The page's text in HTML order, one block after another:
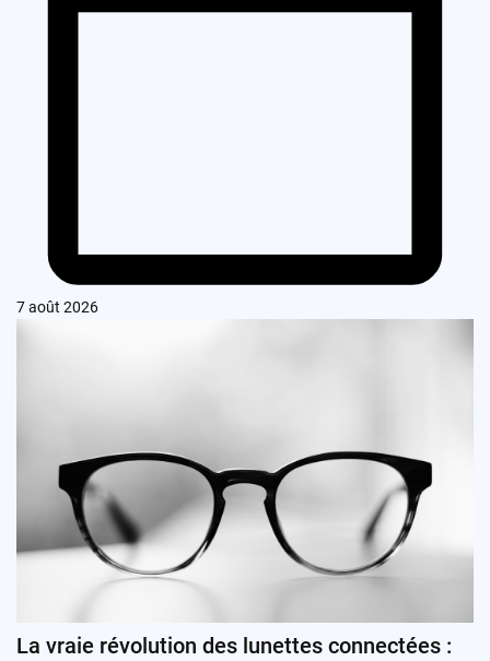
7 août 2026
La vraie révolution des lunettes connectées :